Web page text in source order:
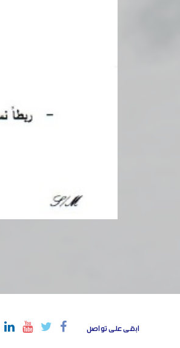
ابقى على تواصل